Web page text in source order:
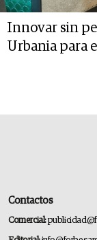
Innovar sin
Urbania para
Contactos
Comercial: